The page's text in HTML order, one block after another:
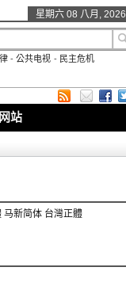
星期六 08 八月, 2026
-公共电视 - 民主危机
站
马新简体 台灣正體